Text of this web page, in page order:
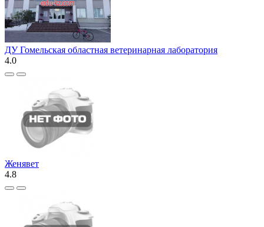
ДУ Гомельская областная ветеринарная лаборатория
4.0
Женявет
4.8